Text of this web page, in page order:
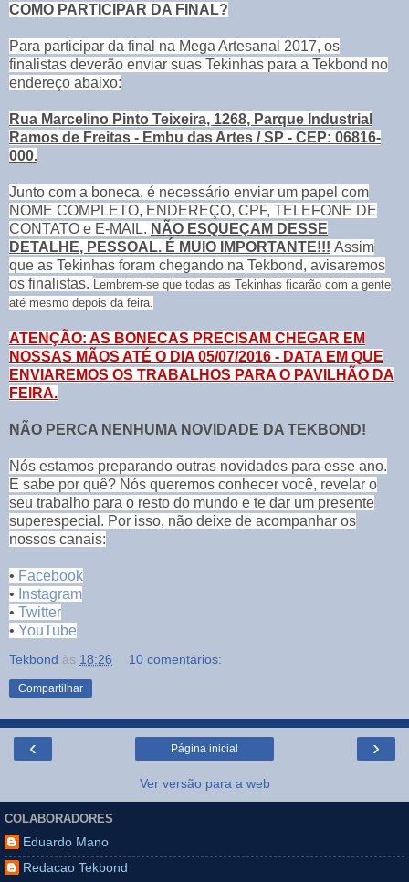
COMO PARTICIPAR DA FINAL?
Para participar da final na Mega Artesanal 2017, os
finalistas deverão enviar suas Tekinhas para a Tekbond no
endereço abaixo:
Rua Marcelino Pinto Teixeira, 1268, Parque Industrial
Ramos de Freitas - Embu das Artes / SP - CEP: 06816-
000.
Junto com a boneca, é necessário enviar um papel com
NOME COMPLETO, ENDEREÇO, CPF, TELEFONE DE
CONTATO e E-MAIL. NÃO ESQUEÇAM DESSE
DETALHE, PESSOAL. É MUIO IMPORTANTE!!! Assim
que as Tekinhas foram chegando na Tekbond, avisaremos
os finalistas. Lembrem-se que todas as Tekinhas ficarão com a gente
até mesmo depois da feira.
ATENÇÃO: AS BONECAS PRECISAM CHEGAR EM
NOSSAS MÃOS ATÉ O DIA 05/07/2016 - DATA EM QUE
ENVIAREMOS OS TRABALHOS PARA O PAVILHÃO DA
FEIRA.
NÃO PERCA NENHUMA NOVIDADE DA TEKBOND!
Nós estamos preparando outras novidades para esse ano.
E sabe por quê? Nós queremos conhecer você, revelar o
seu trabalho para o resto do mundo e te dar um presente
superespecial. Por isso, não deixe de acompanhar os
nossos canais:
• Facebook
• Instagram
• Twitter
• YouTube
Tekbond às 18:26 10 comentários:
Compartilhar
‹ ›
Página inicial
Ver versão para a web
COLABORADORES
Eduardo Mano
Redacao Tekbond